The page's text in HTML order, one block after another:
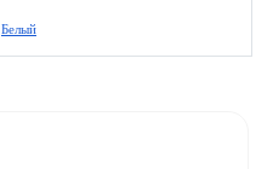
Белый